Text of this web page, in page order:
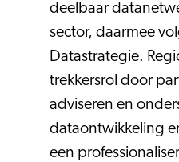
deelbaar
sector, daarmee
Datastrategie.
trekkersrol door
adviseren en
dataontwikkeling
een